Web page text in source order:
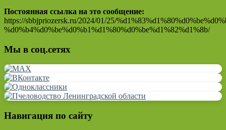
Постоянная ссылка на это сообщение:
https://sbbjpriozersk.ru/2024/01/25/
%d0%b4%d0%be%d0%b1%d1%80%d0%be%d1%82%d1%8b/
Мы в соц.сетях
Навигация по сайту